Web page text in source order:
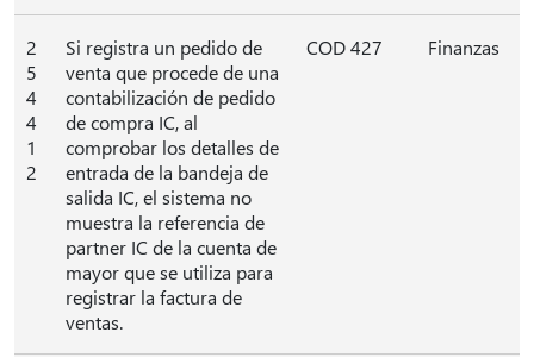
2
5
4
4
1
2
Si registra un pedido de
venta que procede de una
contabilización de pedido
de compra IC, al
comprobar los detalles de
entrada de la bandeja de
salida IC, el sistema no
muestra la referencia de
partner IC de la cuenta de
mayor que se utiliza para
registrar la factura de
ventas.
COD 427 Finanzas